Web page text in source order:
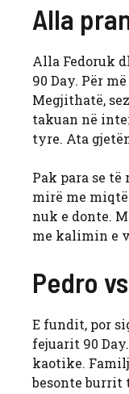
Alla
Alla Fedoruk
90 Day. Për
Megjithatë,
takuan në
tyre. Ata
Pak para se
mirë me
nuk e donte.
me kalimin e
Pedro
E fundit, por
fejuarit 90
kaotike.
besonte burrit